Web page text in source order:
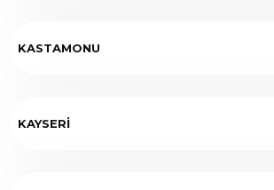
KASTAMONU
KAYSERİ